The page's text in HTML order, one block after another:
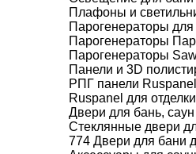
Плафоны и
Парогенераторы
Парогенераторы
Парогенераторы
Панели и 3D
РПГ панели
Ruspanel для
Двери для бань,
Стеклянные двери
774 Двери для бани